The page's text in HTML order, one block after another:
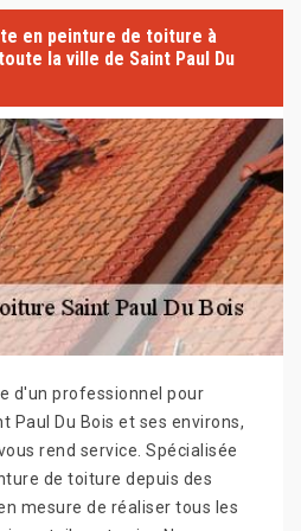
en peinture de toiture à
la ville de Saint Paul Du
d'un professionnel pour
Paul Du Bois et ses environs,
rend service. Spécialisée
de toiture depuis des
mesure de réaliser tous les